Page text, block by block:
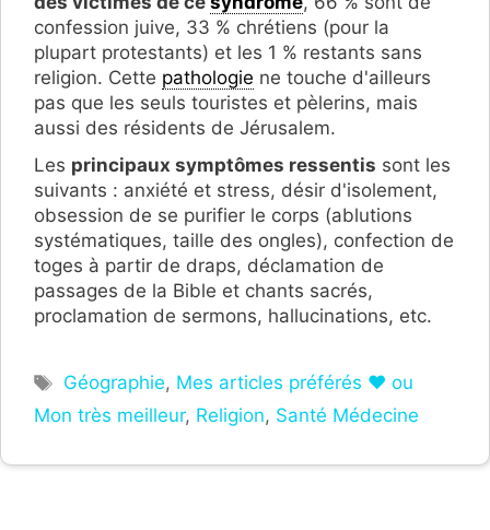
confession juive, 33 % chrétiens (pour la
plupart protestants) et les 1 % restants sans
religion. Cette pathologie ne touche d'ailleurs
pas que les seuls touristes et pèlerins, mais
aussi des résidents de Jérusalem.
Les principaux symptômes ressentis sont les
suivants : anxiété et stress, désir d'isolement,
obsession de se purifier le corps (ablutions
systématiques, taille des ongles), confection de
toges à partir de draps, déclamation de
passages de la Bible et chants sacrés,
proclamation de sermons, hallucinations, etc.
Étiquettes
Géographie, Mes articles préférés ❤ ou
Mon très meilleur, Religion, Santé Médecine